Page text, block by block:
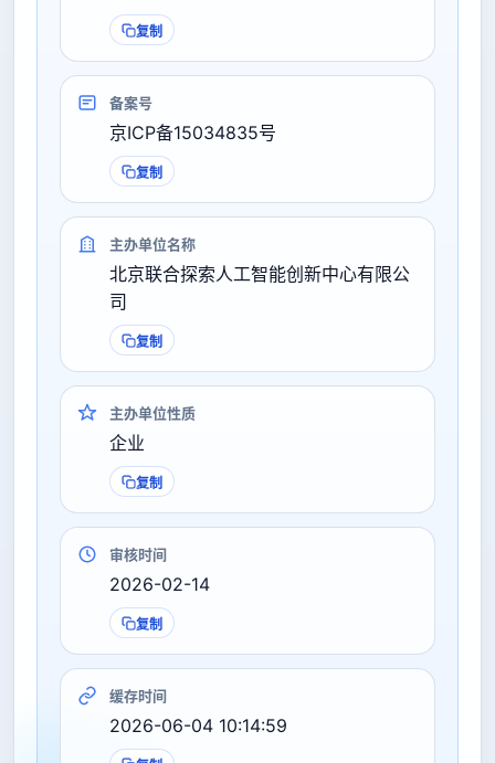
复制
备案号
京ICP备15034835号
复制
主办单位名称
北京联合探索人工智能创新中心有限公
司
复制
主办单位性质
企业
复制
审核时间
2026-02-14
复制
缓存时间
2026-06-04 10:14:59